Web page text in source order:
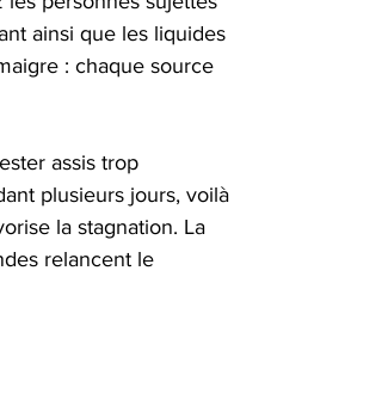
ainsi que les liquides
: chaque source
assis trop
plusieurs jours, voilà
la stagnation. La
relancent le